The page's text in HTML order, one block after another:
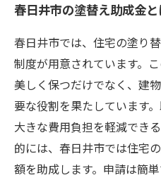
春日井市の塗替え助成金
春日井市では、住宅の塗り
制度が用意されています。
美しく保つだけでなく、建
要な役割を果たしています
大きな費用負担を軽減でき
的には、春日井市では住宅
額を助成します。申請は簡